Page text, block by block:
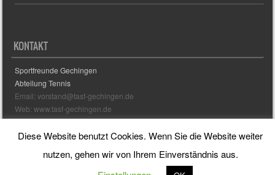
KONTAKT
Sportfreunde Gechingen
Abteilung Tennis
Email: vorstand@tasf-gechingen.de
Web: www.tasf-gechingen.de
Sporty free WordPress Sports ThemePowered By WordPress
Diese Website benutzt Cookies. Wenn Sie die Website weiter
nutzen, gehen wir von Ihrem Einverständnis aus.